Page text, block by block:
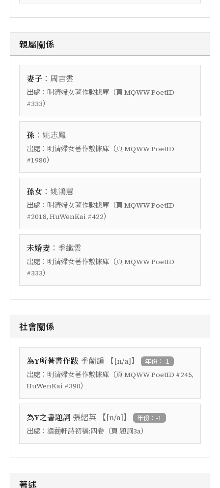
親屬關係
妻子 ： 周吉雲
出處： 明清婦女著作數據庫 （頁 MQWW PoetID
#333）
孫 ： 姚志鳳
出處： 明清婦女著作數據庫 （頁 MQWW PoetID
#1980）
孫女 ： 姚鴻慧
出處： 明清婦女著作數據庫 （頁 MQWW PoetID
#2018, HuWenKai #422）
未婚妻 ： 季纖雲
出處： 明清婦女著作數據庫 （頁 MQWW PoetID
#333）
社會關係
為Y所著書作跋 季蘭韻 【[n/a]】 年份：-1
出處： 明清婦女著作數據庫 （頁 MQWW PoetID #245,
HuWenKai #390）
為Y之書題詞 張䌌英 【[n/a]】 年份：-1
出處： 澹蘜軒詩初稿:四卷 （頁 題詞3a）
著述